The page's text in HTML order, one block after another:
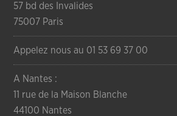
57 bd des Invalides
75007 Paris
Appelez nous au 01 53 69 37 00
A Nantes :
11 rue de la Maison Blanche
44100 Nantes